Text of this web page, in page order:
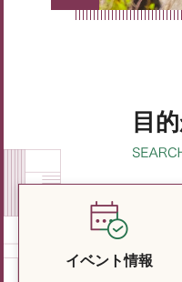
目
イベント情報